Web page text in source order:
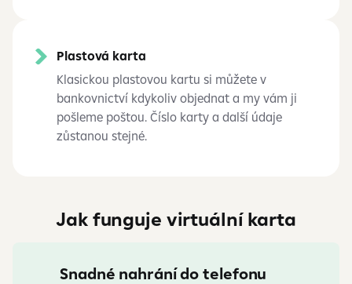
Plastová karta
Klasickou plastovou kartu si můžete v
bankovnictví kdykoliv objednat a my vám ji
pošleme poštou. Číslo karty a další údaje
zůstanou stejné.
Jak funguje virtuální karta
Snadné nahrání do telefonu